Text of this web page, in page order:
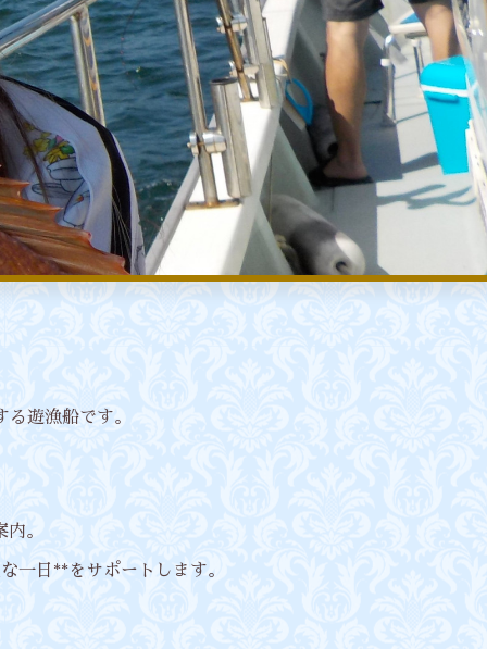
遊漁船です。
。
日**をサポートします。